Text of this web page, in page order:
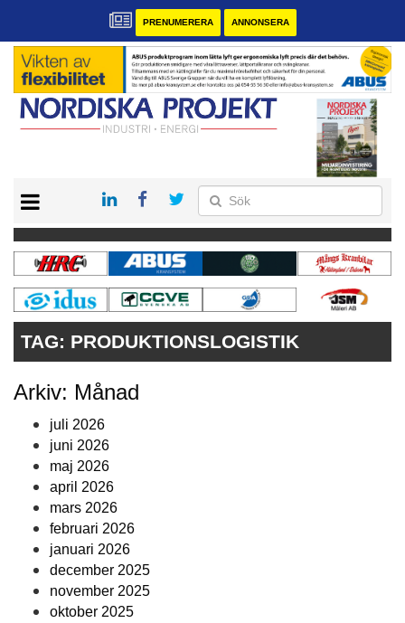
PRENUMERERA ANNONSERA
KONTAKT
VÅRA ANDRA MAGASIN
PRENUMERERA
ANNONSERA
TAG: PRODUKTIONSLOGISTIK
Arkiv: Månad
juli 2026
juni 2026
maj 2026
april 2026
mars 2026
februari 2026
januari 2026
december 2025
november 2025
oktober 2025